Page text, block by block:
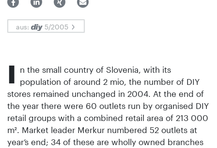
aus: 5/2005
I n the small country of Slovenia, with its
population of around 2 mio, the number of DIY
stores remained unchanged in 2004. At the end of
the year there were 60 outlets run by organised DIY
retail groups with a combined retail area of 213 000
m². Market leader Merkur numbered 52 outlets at
year’s end; 34 of these are wholly owned branches